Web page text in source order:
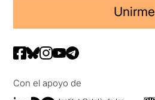
Unirme
Con el apoyo de